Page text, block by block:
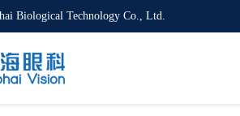
Biological Technology Co., Ltd.